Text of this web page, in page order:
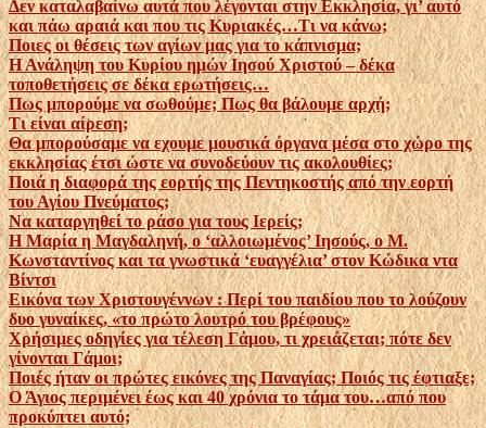
Δεν καταλαβαίνω αυτά που λέγονται στην Εκκλησία, γι’ αυτό
και πάω αραιά και που τις Κυριακές…Τι να κάνω;
Ποιες οι θέσεις των αγίων μας για το κάπνισμα;
Η Ανάληψη του Κυρίου ημών Ιησού Χριστού – δέκα
τοποθετήσεις σε δέκα ερωτήσεις…
Πως μπορούμε να σωθούμε; Πως θα βάλουμε αρχή;
Τι είναι αίρεση;
Θα μπορούσαμε να εχουμε μουσικά όργανα μέσα στο χώρο της
εκκλησίας έτσι ώστε να συνοδεύουν τις ακολουθίες;
Ποιά η διαφορά της εορτής της Πεντηκοστής από την εορτή
του Αγίου Πνεύματος;
Να καταργηθεί το ράσο για τους Ιερείς;
Η Μαρία η Μαγδαληνή, ο ‘αλλοιωμένος’ Ιησούς, ο Μ.
Κωνσταντίνος και τα γνωστικά ‘ευαγγέλια’ στον Κώδικα ντα
Βίντσι
Εικόνα των Χριστουγέννων : Περί του παιδίου που το λούζουν
δυο γυναίκες, «το πρώτο λουτρό του βρέφους»
Χρήσιμες οδηγίες για τέλεση Γάμου, τι χρειάζεται; πότε δεν
γίνονται Γάμοι;
Ποιές ήταν οι πρώτες εικόνες της Παναγίας; Ποιός τις έφτιαξε;
Ο Άγιος περιμένει έως και 40 χρόνια το τάμα του…από που
προκύπτει αυτό;